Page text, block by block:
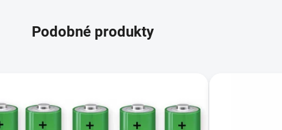
Podobné produkty